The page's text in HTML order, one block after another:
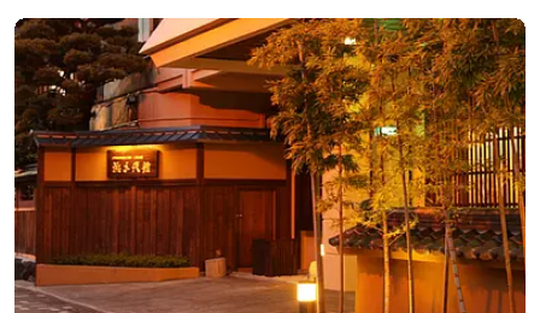
が可能です。